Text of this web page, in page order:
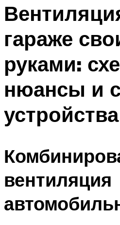
гараже
руками:
нюансы и
устройства
вентиляция